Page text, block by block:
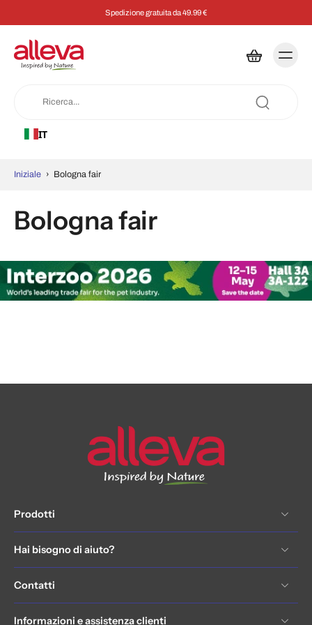
Spedizione gratuita da 49.99 €
IT
Iniziale › Bologna fair
Bologna fair
Prodotti
Hai bisogno di aiuto?
Contatti
Informazioni e assistenza clienti